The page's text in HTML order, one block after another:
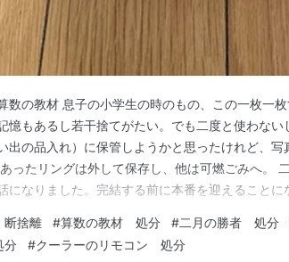
数の教材 息子の小学生の時のもの、この一枚一
憶もあるし若干捨てがたい。でも二度と使わない
出の品入れ）に保管しようかと思ったけれど、写
ったリングは外して保存し、他は可燃ごみへ。
になりました。完結する前に本番を迎えることに
能したらしいので。 ブックオフ用の段ボールに。
待つ） 目薬などの容器 いい加減に部屋に…
捨離 #算数の教材 処分 #二月の勝者 処分
#クーラーのリモコン 処分